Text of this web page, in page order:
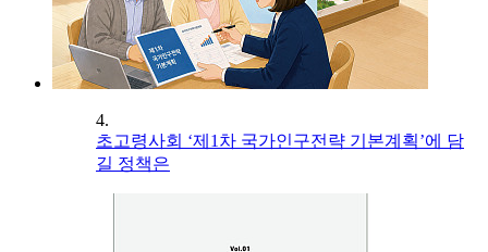
4.
초고령사회 ‘제1차 국가인구전략 기본계획’에 담
길 정책은